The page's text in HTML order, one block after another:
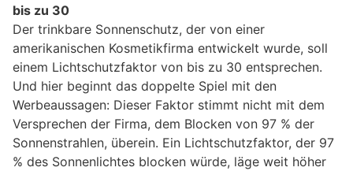
bis zu 30
Der trinkbare Sonnenschutz, der von einer
amerikanischen Kosmetikfirma entwickelt wurde, soll
einem Lichtschutzfaktor von bis zu 30 entsprechen.
Und hier beginnt das doppelte Spiel mit den
Werbeaussagen: Dieser Faktor stimmt nicht mit dem
Versprechen der Firma, dem Blocken von 97 % der
Sonnenstrahlen, überein. Ein Lichtschutzfaktor, der 97
% des Sonnenlichtes blocken würde, läge weit höher